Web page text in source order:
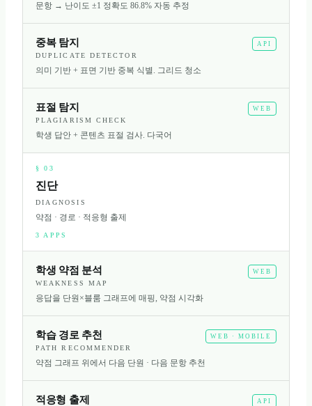
문항 → 난이도 ±1 정확도 86.8% 자동 추정
중복 탐지
API
DUPLICATE DETECTOR
의미 기반 + 표면 기반 중복 식별. 그리드 청소
표절 탐지
WEB
PLAGIARISM CHECK
학생 답안 + 콘텐츠 표절 검사. 다국어
§03
진단
DIAGNOSIS
약점 · 경로 · 적응형 출제
3 APPS
학생 약점 분석
WEB
WEAKNESS MAP
응답을 단원×블룸 그래프에 매핑, 약점 시각화
학습 경로 추천
WEB · MOBILE
PATH RECOMMENDER
약점 그래프 위에서 다음 단원 · 다음 문항 추천
적응형 출제
API